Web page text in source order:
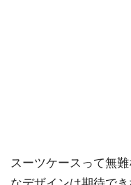
スーツケースって無